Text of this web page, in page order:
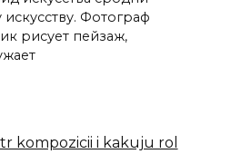
Фотограф
рисует пейзаж,